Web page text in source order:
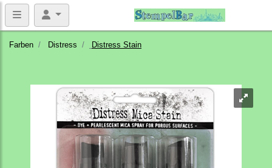
Farben Distress Distress Stain